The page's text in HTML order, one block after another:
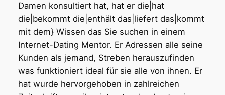
Damen konsultiert hat, hat er die|hat
die|bekommt die|enthält das|liefert das|kommt
mit dem} Wissen das Sie suchen in einem
Internet-Dating Mentor. Er Adressen alle seine
Kunden als jemand, Streben herauszufinden
was funktioniert ideal für sie alle von ihnen. Er
hat wurde hervorgehoben in zahlreichen